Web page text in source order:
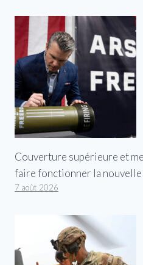
Couverture supérieure et
faire fonctionner la
7 août 2026